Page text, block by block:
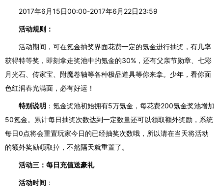
2017年6月15日00:00-2017年6月22日23:59
活动规则：
活动期间，可在氪金抽奖界面花费一定的氪金进行抽奖，有几率
获得特等奖，即刻拿走奖池中的氪金的30%，还有父亲节勋章、七彩
月光石、传家宝、附魔卷轴等各种极品道具等你来拿。 少年，看你面
色红润春光满面，必有好运！
特别说明 ：氪金奖池初始拥有5万氪金，每花费200氪金奖池增加
50氪金。
累计每日抽奖次数达到一定数量还可以领取额外奖励，系统
每日0点将会重置玩家今日的已经抽奖次数哦，所以请在当天将活动
的额外奖励领取掉，不然隔天就重置了。
活动三：每日充值送豪礼
活动时间 ：